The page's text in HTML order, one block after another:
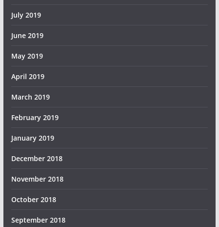
July 2019
June 2019
May 2019
April 2019
March 2019
February 2019
January 2019
December 2018
November 2018
October 2018
September 2018